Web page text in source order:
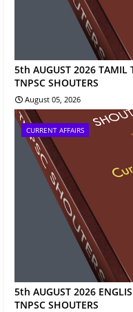
5th AUGUST 2026 TAMIL
TNPSC SHOUTERS
August 05, 2026
CURRENT AFFAIRS
5th AUGUST 2026
TNPSC SHOUTERS